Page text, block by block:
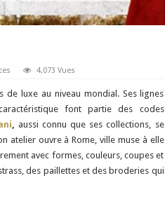
4,073 Vues
de luxe au niveau mondial. Ses lignes
font partie des codes
, aussi connu que ses collections, se
atelier ouvre à Rome, ville muse à elle
avec formes, couleurs, coupes et
des paillettes et des broderies qui